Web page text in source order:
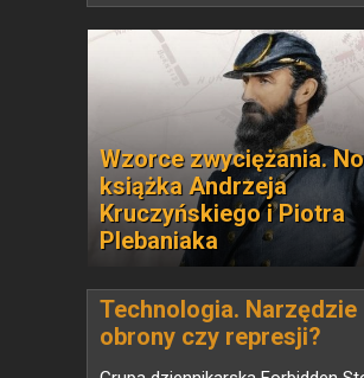
Wzorce zwyciężania.
książka Andrzeja
Kruczyńskiego i Piotra
Plebaniaka
Technologia. Narzędzie
obrony czy represji?